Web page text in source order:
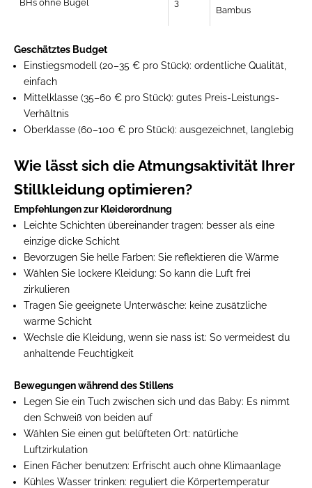
BHs ohne Bügel 3
Bambus
Geschätztes Budget
Einstiegsmodell (20–35 € pro Stück): ordentliche Qualität,
einfach
Mittelklasse (35–60 € pro Stück): gutes Preis-Leistungs-
Verhältnis
Oberklasse (60–100 € pro Stück): ausgezeichnet, langlebig
Wie lässt sich die Atmungsaktivität Ihrer
Stillkleidung optimieren?
Empfehlungen zur Kleiderordnung
Leichte Schichten übereinander tragen: besser als eine
einzige dicke Schicht
Bevorzugen Sie helle Farben: Sie reflektieren die Wärme
Wählen Sie lockere Kleidung: So kann die Luft frei
zirkulieren
Tragen Sie geeignete Unterwäsche: keine zusätzliche
warme Schicht
Wechsle die Kleidung, wenn sie nass ist: So vermeidest du
anhaltende Feuchtigkeit
Bewegungen während des Stillens
Legen Sie ein Tuch zwischen sich und das Baby: Es nimmt
den Schweiß von beiden auf
Wählen Sie einen gut belüfteten Ort: natürliche
Luftzirkulation
Einen Fächer benutzen: Erfrischt auch ohne Klimaanlage
Kühles Wasser trinken: reguliert die Körpertemperatur